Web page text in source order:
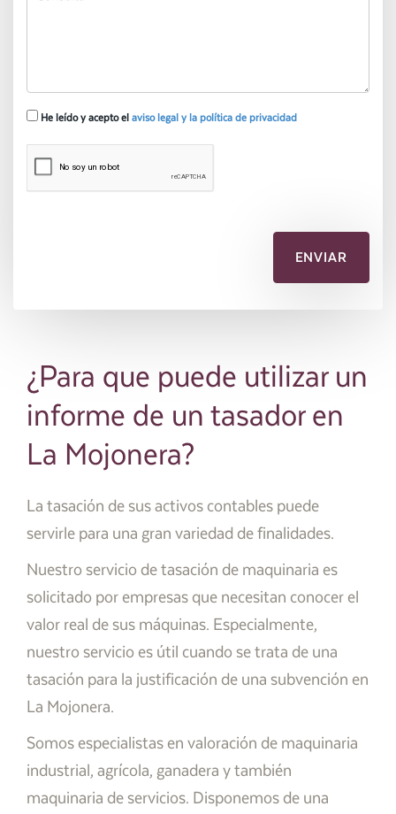
He leído y acepto el aviso legal y la política de privacidad
¿Para que puede utilizar un
informe de un tasador en
La Mojonera?
La tasación de sus activos contables puede
servirle para una gran variedad de finalidades.
Nuestro servicio de tasación de maquinaria es
solicitado por empresas que necesitan conocer el
valor real de sus máquinas. Especialmente,
nuestro servicio es útil cuando se trata de una
tasación para la justificación de una subvención en
La Mojonera.
Somos especialistas en valoración de maquinaria
industrial, agrícola, ganadera y también
maquinaria de servicios. Disponemos de una